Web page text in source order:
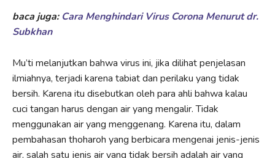
baca juga: Cara Menghindari Virus Corona Menurut dr.
Subkhan
Mu’ti melanjutkan bahwa virus ini, jika dilihat penjelasan
ilmiahnya, terjadi karena tabiat dan perilaku yang tidak
bersih. Karena itu disebutkan oleh para ahli bahwa kalau
cuci tangan harus dengan air yang mengalir. Tidak
menggunakan air yang menggenang. Karena itu, dalam
pembahasan thoharoh yang berbicara mengenai jenis-jenis
air, salah satu jenis air yang tidak bersih adalah air yang